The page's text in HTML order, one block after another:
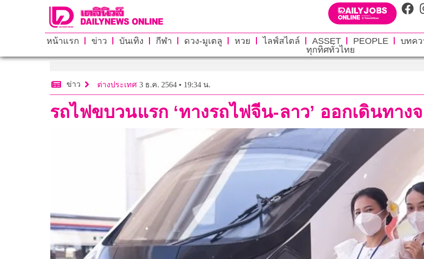
หน้าแรก ข่าว บันเทิง กีฬา ดวง-มูเตลู หวย ไลฟ์สไตล์ ASSET PEOPLE บทคว
ทุกทิศทั่วไทย
ข่าว ต่างประเทศ 3 ธ.ค. 2564 • 19:34 น.
รถไฟขบวนแรก ‘ทางรถไฟจีน-ลาว’ ออกเดินทาง